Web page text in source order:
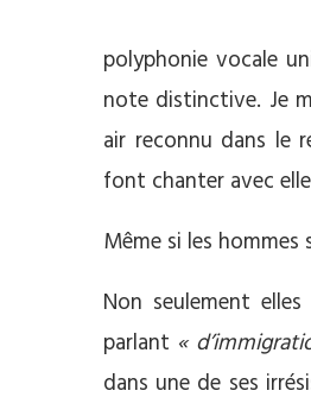
polyphonie vocale
note distinctive. Je
air reconnu dans le
font chanter avec
Même si les
Non seulement
parlant «
dans une de ses